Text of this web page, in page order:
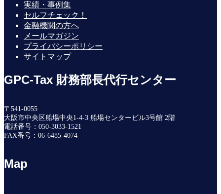
実績・事例集
セルフチェック！
金融機関の方へ
メールマガジン
プライバシーポリシー
サイトマップ
GPC-Tax 財務部長代行センター
〒541-0055
大阪市中央区船場中央1-4-3 船場センタービル3号館 2階
電話番号：050-3033-1521
FAX番号：06-6485-4074
Map